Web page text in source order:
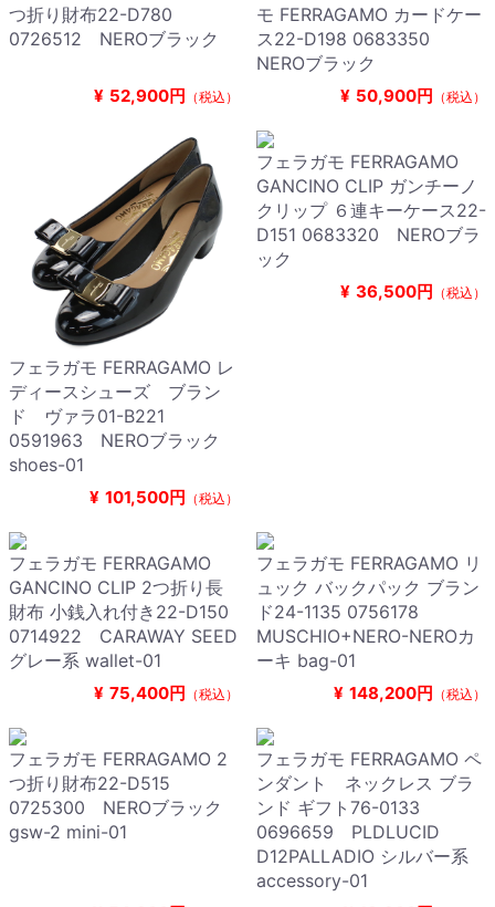
つ折り財布22-D780
0726512 NEROブラック
¥ 52,900円 （税込）
モ FERRAGAMO カードケー
ス22-D198 0683350
NEROブラック
¥ 50,900円 （税込）
フェラガモ FERRAGAMO レ
ディースシューズ ブラン
ド ヴァラ01-B221
0591963 NEROブラック
shoes-01
¥ 101,500円 （税込）
フェラガモ FERRAGAMO
GANCINO CLIP ガンチーノ
クリップ ６連キーケース22-
D151 0683320 NEROブラ
ック
¥ 36,500円 （税込）
フェラガモ FERRAGAMO
GANCINO CLIP 2つ折り長
財布 小銭入れ付き22-D150
0714922 CARAWAY SEED
グレー系 wallet-01
¥ 75,400円 （税込）
フェラガモ FERRAGAMO リ
ュック バックパック ブラン
ド24-1135 0756178
MUSCHIO+NERO-NEROカ
ーキ bag-01
¥ 148,200円 （税込）
フェラガモ FERRAGAMO 2
つ折り財布22-D515
0725300 NEROブラック
gsw-2 mini-01
フェラガモ FERRAGAMO ペ
ンダント ネックレス ブラ
ンド ギフト76-0133
0696659 PLDLUCID
D12PALLADIO シルバー系
accessory-01